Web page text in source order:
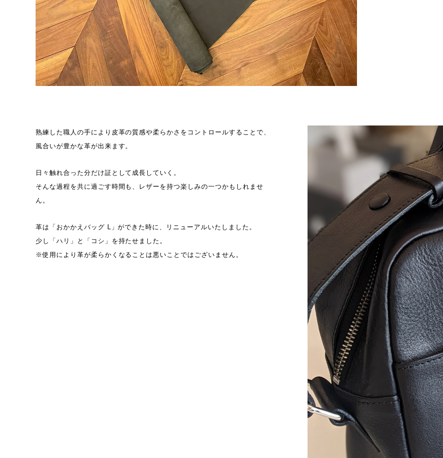
熟練した職人の手により皮革の質感や柔らかさをコントロールすることで、
風合いが豊かな革が出来ます。
日々触れ合った分だけ証として成長していく。
そんな過程を共に過ごす時間も、レザーを持つ楽しみの一つかもしれませ
ん。
革は「おかかえバッグ L」ができた時に、リニューアルいたしました。
少し「ハリ」と「コシ」を持たせました。
※使用により革が柔らかくなることは悪いことではございません。